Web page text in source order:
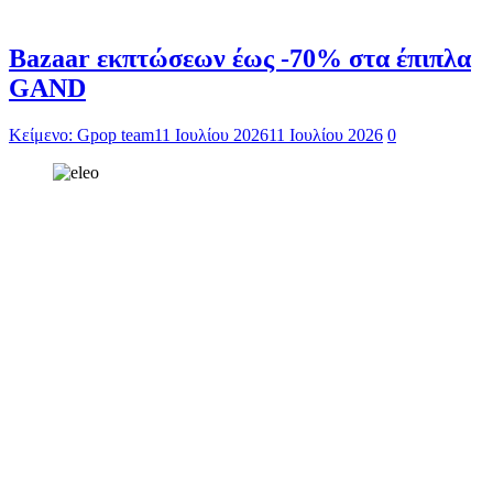
Bazaar εκπτώσεων έως -70% στα έπιπλα
GAND
Κείμενο: Gpop team11 Ιουλίου 202611 Ιουλίου 2026 0